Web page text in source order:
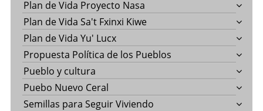
Plan de Vida Proyecto Nasa
Plan de Vida Sa't Fxinxi Kiwe
Plan de Vida Yu' Lucx
Propuesta Política de los Pueblos
Pueblo y cultura
Puebo Nuevo Ceral
Semillas para Seguir Viviendo